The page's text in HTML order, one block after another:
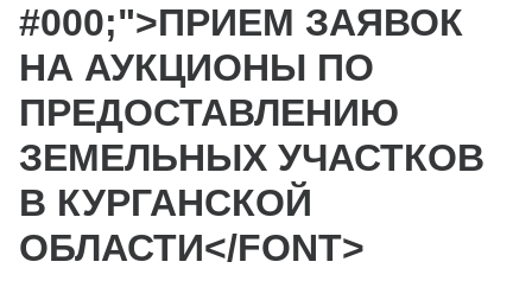
#000;">ПРИЕМ ЗАЯВОК
НА АУКЦИОНЫ ПО
ПРЕДОСТАВЛЕНИЮ
ЗЕМЕЛЬНЫХ УЧАСТКОВ
В КУРГАНСКОЙ
ОБЛАСТИ</FONT>